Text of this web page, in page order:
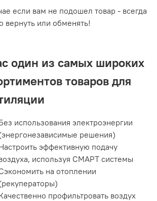
если вам не подошел товар - всегда
вернуть или обменять!
один из самых широких
товаров для
использования электроэнергии
решения)
эффективную подачу
используя СМАРТ системы
на отоплении
профильтровать воздух